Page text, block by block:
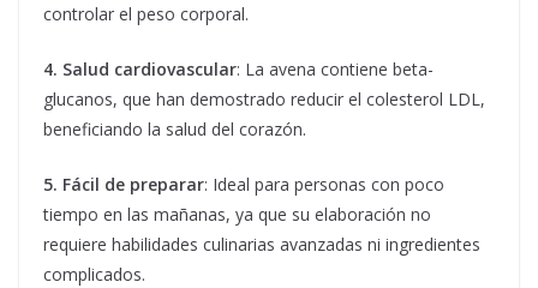
controlar el peso corporal.
4. Salud cardiovascular: La avena contiene beta-
glucanos, que han demostrado reducir el colesterol LDL,
beneficiando la salud del corazón.
5. Fácil de preparar: Ideal para personas con poco
tiempo en las mañanas, ya que su elaboración no
requiere habilidades culinarias avanzadas ni ingredientes
complicados.